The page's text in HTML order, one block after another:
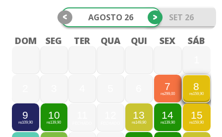
AGOSTO 26 SET 26
< >
DOM SEG TER QUA QUI SEX SÁB
7
R$299,00
8
R$159,90
9
R$109,90
10
R$139,90
13
R$149,90
14
R$139,90
15
R$159,90